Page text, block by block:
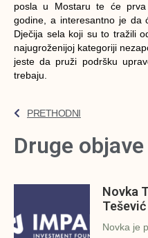
posla u Mostaru te će
godine, a interesantno je da
Dječija sela koji su to tražili
najugroženijoj kategoriji
jeste da pruži podršku
trebaju.
PRETHODNI
Druge
Novka
Tešević
Novka je